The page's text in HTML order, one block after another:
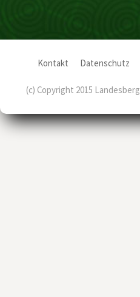
Kontakt Datenschutz
(c) Copyright 2015